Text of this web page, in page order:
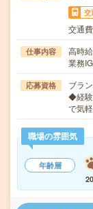
交
交通
仕事内容
高時
業務
応募資格
ブラ
◆経験
で気
職場の雰囲気
年齢層